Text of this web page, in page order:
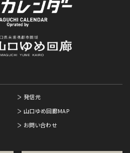
発信元
山口ゆめ回廊MAP
お問い合わせ